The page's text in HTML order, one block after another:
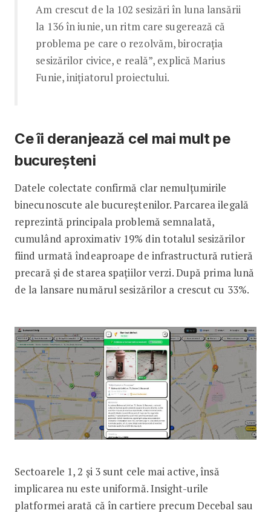
Am crescut de la 102 sesizări în luna lansării
la 136 în iunie, un ritm care sugerează că
problema pe care o rezolvăm, birocrația
sesizărilor civice, e reală”, explică Marius
Funie, inițiatorul proiectului.
Ce îi deranjează cel mai mult pe
bucureșteni
Datele colectate confirmă clar nemulțumirile
binecunoscute ale bucureștenilor. Parcarea ilegală
reprezintă principala problemă semnalată,
cumulând aproximativ 19% din totalul sesizărilor
fiind urmată îndeaproape de infrastructură rutieră
precară și de starea spațiilor verzi. După prima lună
de la lansare numărul sesizărilor a crescut cu 33%.
Sectoarele 1, 2 și 3 sunt cele mai active, însă
implicarea nu este uniformă. Insight-urile
platformei arată că în cartiere precum Decebal sau